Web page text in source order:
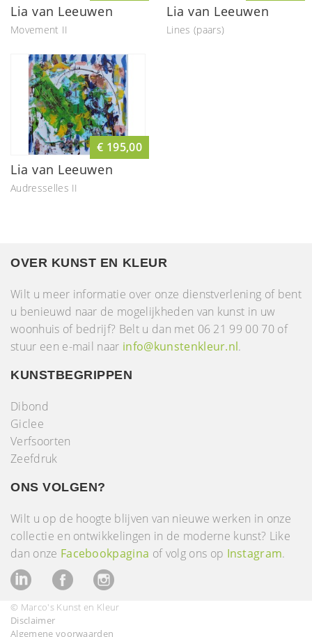
Lia van Leeuwen
Movement II
Lia van Leeuwen
Lines (paars)
€ 195,00
Lia van Leeuwen
Audresselles II
OVER KUNST EN KLEUR
Wilt u meer informatie over onze dienstverlening of bent
u benieuwd naar de mogelijkheden van kunst in uw
woonhuis of bedrijf? Belt u dan met 06 21 99 00 70 of
stuur een e-mail naar info@kunstenkleur.nl.
KUNSTBEGRIPPEN
Dibond
Giclee
Verfsoorten
Zeefdruk
ONS VOLGEN?
Wilt u op de hoogte blijven van nieuwe werken in onze
collectie en ontwikkelingen in de moderne kunst? Like
dan onze Facebookpagina of volg ons op Instagram.
© Marco's Kunst en Kleur
Disclaimer
Algemene voorwaarden